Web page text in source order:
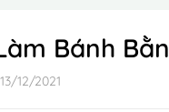
Bánh
12/2021